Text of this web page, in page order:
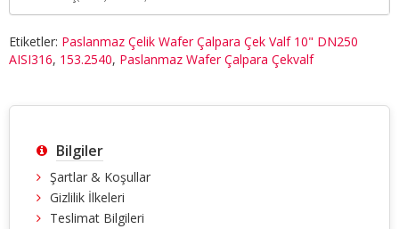
Etiketler: Paslanmaz Çelik Wafer Çalpara Çek Valf 10" DN250
AISI316, 153.2540, Paslanmaz Wafer Çalpara Çekvalf
Bilgiler
Şartlar & Koşullar
Gizlilik İlkeleri
Teslimat Bilgileri